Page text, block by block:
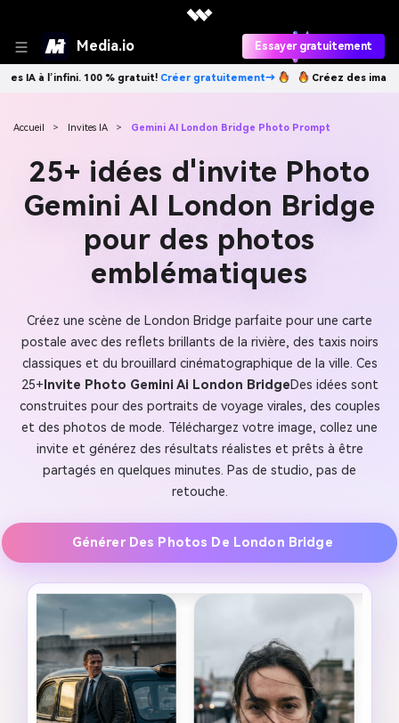
Media.io Essayer gratuitement
gratuitement→ Créez des images IA à l’infini. 100 % gratuit!
Accueil > Invites IA > Gemini AI London Bridge Photo Prompt
25+ idées d'invite Photo
Gemini AI London Bridge
pour des photos
emblématiques
Créez une scène de London Bridge parfaite pour une carte
postale avec des reflets brillants de la rivière, des taxis noirs
classiques et du brouillard cinématographique de la ville. Ces
25+ Invite Photo Gemini Ai London BridgeDes idées sont
construites pour des portraits de voyage virales, des couples
et des photos de mode. Téléchargez votre image, collez une
invite et générez des résultats réalistes et prêts à être
partagés en quelques minutes. Pas de studio, pas de
retouche.
Générer Des Photos De London Bridge